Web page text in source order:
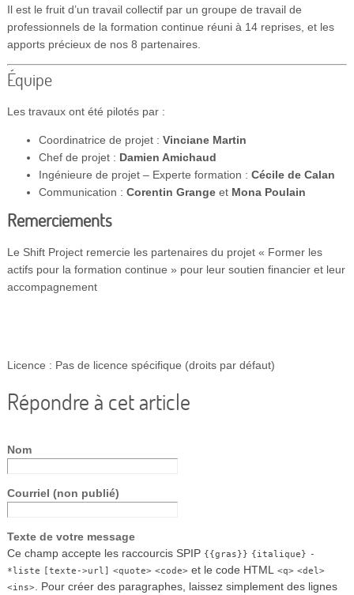
Il est le fruit d’un travail collectif par un groupe de travail de
professionnels de la formation continue réuni à 14 reprises, et les
apports précieux de nos 8 partenaires.
Équipe
Les travaux ont été pilotés par :
Coordinatrice de projet : Vinciane Martin
Chef de projet : Damien Amichaud
Ingénieure de projet – Experte formation : Cécile de Calan
Communication : Corentin Grangeet Mona Poulain
Remerciements
Le Shift Project remercie les partenaires du projet « Former les
actifs pour la formation continue » pour leur soutien financier et leur
accompagnement
Licence : Pas de licence spécifique (droits par défaut)
Répondre à cet article
Nom
Courriel (non publié)
Texte de votre message
Ce champ accepte les raccourcis SPIP {{gras}} {italique} -
*liste [texte->url] <quote> <code>et le code HTML <q> <del>
<ins>. Pour créer des paragraphes, laissez simplement des lignes